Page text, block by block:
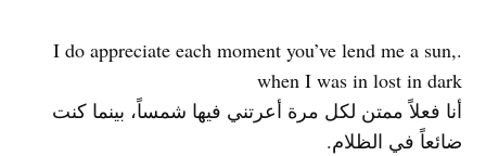
.I do appreciate each moment you’ve lend me a sun,
when I was in lost in dark
أنا فعلاً ممتن لكل مرة أعرتني فيها شمساً، بينما كنت
ضائعاً في الظلام.